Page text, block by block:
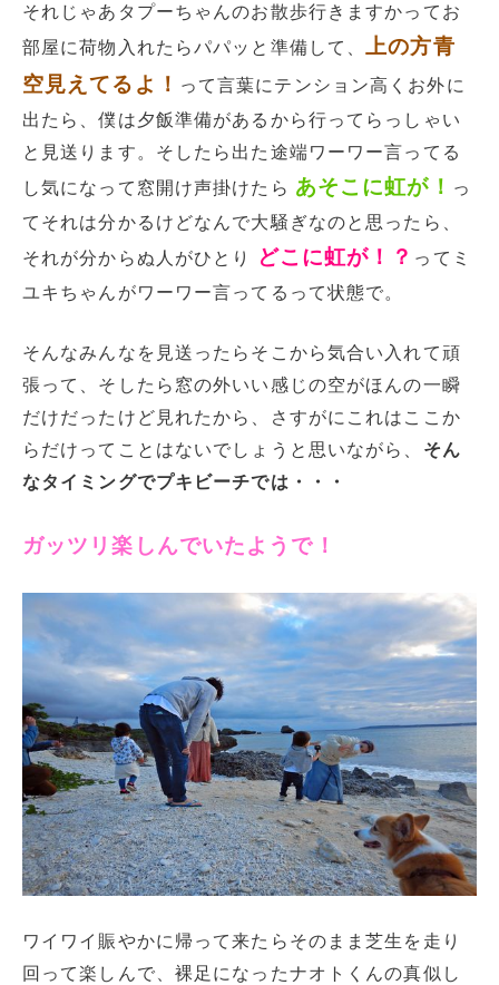
それじゃあタプーちゃんのお散歩行きますかってお
部屋に荷物入れたらパパッと準備して、 上の方青
空見えてるよ！ って言葉にテンション高くお外に
出たら、僕は夕飯準備があるから行ってらっしゃい
と見送ります。そしたら出た途端ワーワー言ってる
し気になって窓開け声掛けたら あそこに虹が！ っ
てそれは分かるけどなんで大騒ぎなのと思ったら、
それが分からぬ人がひとり
どこに虹が！？ ってミ
ユキちゃんがワーワー言ってるって状態で。
そんなみんなを見送ったらそこから気合い入れて頑
張って、そしたら窓の外いい感じの空がほんの一瞬
だけだったけど見れたから、さすがにこれはここか
らだけってことはないでしょうと思いながら、 そん
なタイミングでプキビーチでは・・・
ガッツリ楽しんでいたようで！
ワイワイ賑やかに帰って来たらそのまま芝生を走り
回って楽しんで、裸足になったナオトくんの真似し